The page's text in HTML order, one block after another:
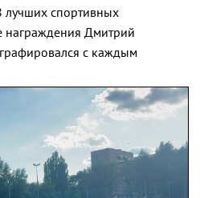
лучших спортивных
награждения Дмитрий
с каждым